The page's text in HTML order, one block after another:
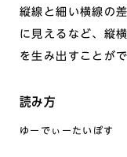
縦線と細い横線の
に見えるなど、縦
を生み出すことが
読み方
ゆーでぃーたいぽす